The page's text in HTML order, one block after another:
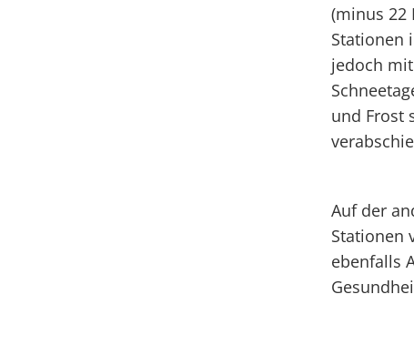
(minus 22
Stationen
jedoch
und Frost
Auf der
Stationen
ebenfalls